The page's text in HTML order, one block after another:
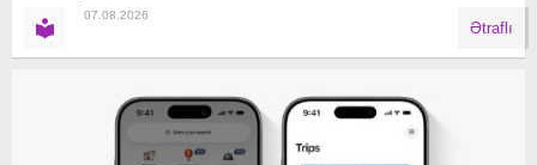
07.08.2026
Ətraflı